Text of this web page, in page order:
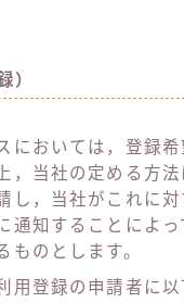
）
においては，登録
，当社の定める方法
し，当社がこれに
通知することによっ
ものとします。
用登録の申請者に